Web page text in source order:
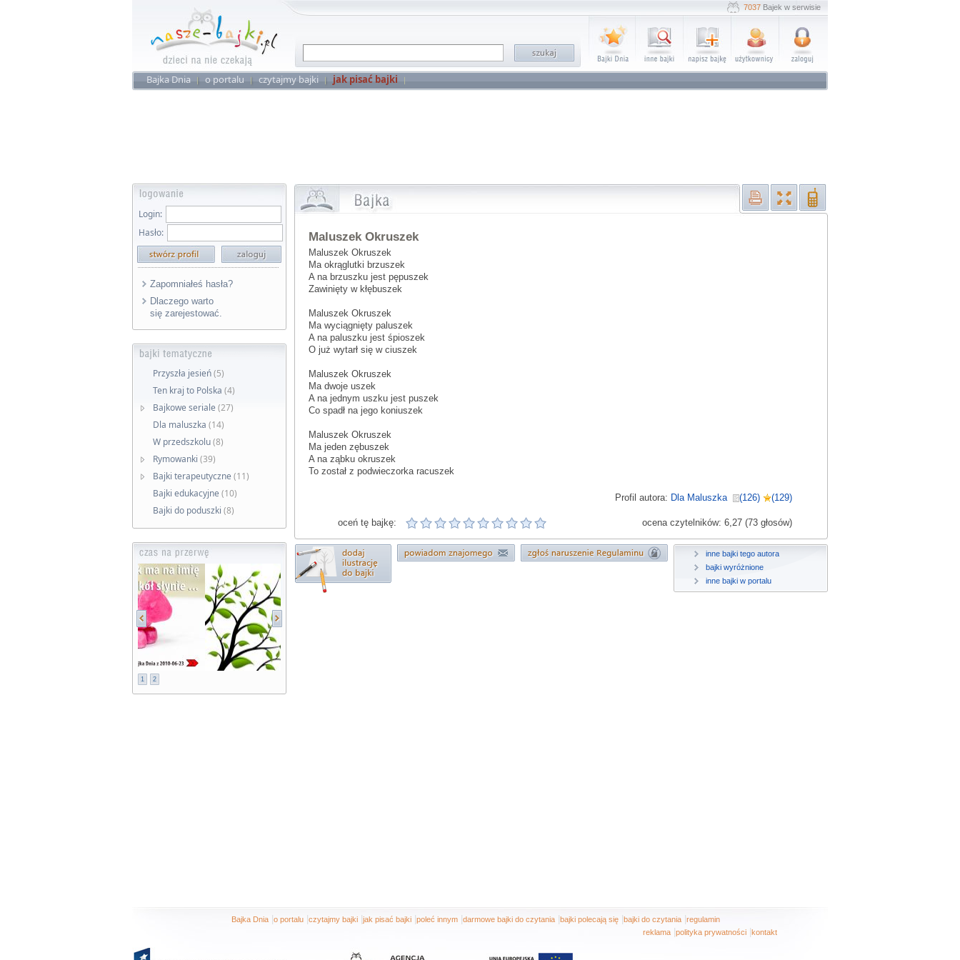
7037 Bajek w serwisie
Bajka Dnia o portalu czytajmy bajki jak pisać bajki
Login:
Hasło:
Zapomniałeś hasła?
Dlaczego warto
się zarejestować.
Przyszła jesień(5)
Ten kraj to Polska (4)
Bajkowe seriale (27)
Dla maluszka (14)
W przedszkolu(8)
Rymowanki (39)
Bajki terapeutyczne (11)
Bajki edukacyjne (10)
Bajki do poduszki (8)
1 2
Maluszek Okruszek
Maluszek Okruszek
Ma okrąglutki brzuszek
A na brzuszku jest pępuszek
Zawinięty w kłębuszek
Maluszek Okruszek
Ma wyciągnięty paluszek
A na paluszku jest śpioszek
O już wytarł się w ciuszek
Maluszek Okruszek
Ma dwoje uszek
A na jednym uszku jest puszek
Co spadł na jego koniuszek
Maluszek Okruszek
Ma jeden zębuszek
A na ząbku okruszek
To został z podwieczorka racuszek
Profil autora: Dla Maluszka (126) (129)
ocena czytelników: 6,27 (73 głosów)
oceń tę bajkę:
inne bajki tego autora
bajki wyróżnione
inne bajki w portalu
Bajka Dnia o portalu czytajmy bajki jak pisać bajki poleć innym darmowe bajki do czytania bajki polecają się bajki do czytania regulamin
reklama polityka prywatności kontakt